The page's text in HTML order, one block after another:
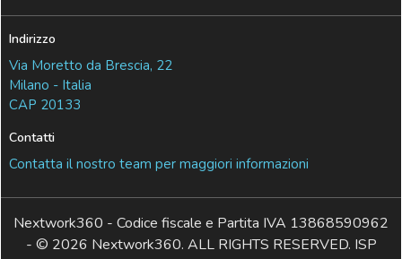
Indirizzo
Via Moretto da Brescia, 22
Milano - Italia
CAP 20133
Contatti
Contatta il nostro team per maggiori informazioni
Nextwork360 - Codice fiscale e Partita IVA 13868590962
- © 2026 Nextwork360. ALL RIGHTS RESERVED. ISP